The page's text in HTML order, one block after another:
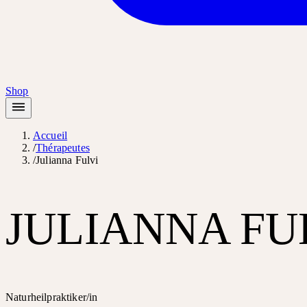
Shop
Accueil
/Thérapeutes
/Julianna Fulvi
JULIANNA
Naturheilpraktiker/in